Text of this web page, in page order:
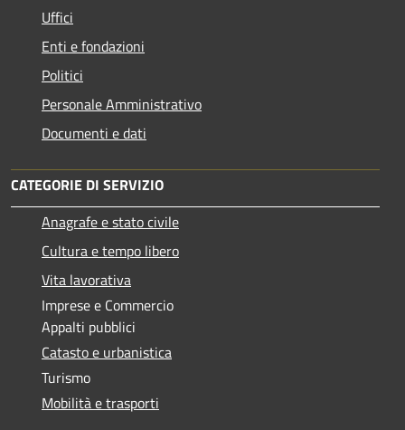
Uffici
Enti e fondazioni
Politici
Personale Amministrativo
Documenti e dati
CATEGORIE DI SERVIZIO
Anagrafe e stato civile
Cultura e tempo libero
Vita lavorativa
Imprese e Commercio
Appalti pubblici
Catasto e urbanistica
Turismo
Mobilità e trasporti